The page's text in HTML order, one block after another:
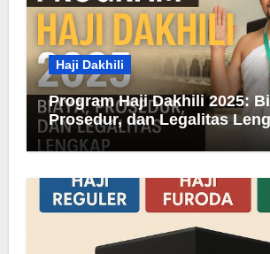
Haji Dakhili
Program Haji Dakhili 2025:
Prosedur, dan Legalitas